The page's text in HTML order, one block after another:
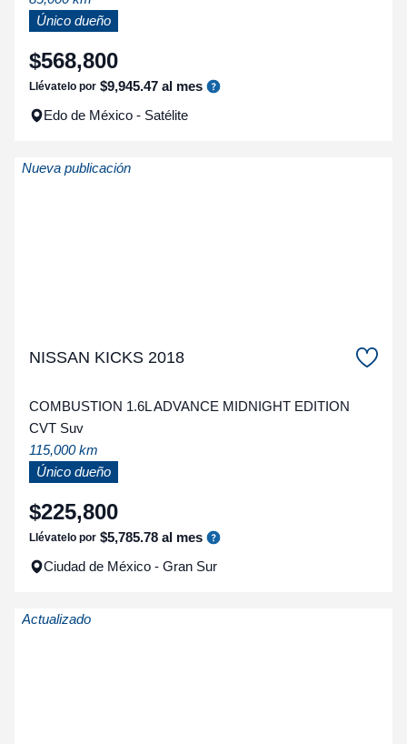
Único dueño
$568,800
Llévatelo por $9,945.47 al mes
Edo de México - Satélite
Nueva publicación
NISSAN KICKS 2018
COMBUSTION 1.6L ADVANCE MIDNIGHT EDITION
CVT Suv
115,000 km
Único dueño
$225,800
Llévatelo por $5,785.78 al mes
Ciudad de México - Gran Sur
Actualizado